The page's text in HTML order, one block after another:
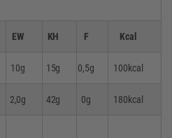
EW KH F Kcal
10g 15g 0,5g 100kcal
2,0g 42g 0g 180kcal